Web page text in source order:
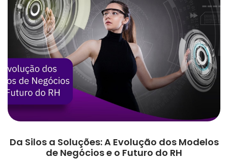
Da Silos a Soluções: A Evolução dos Modelos
de Negócios e o Futuro do RH